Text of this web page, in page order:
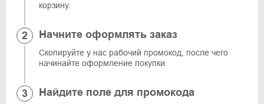
корзину.
Начните оформлять заказ
Скопируйте у нас рабочий промокод, после чего
начинайте оформление покупки.
Найдите поле для промокода